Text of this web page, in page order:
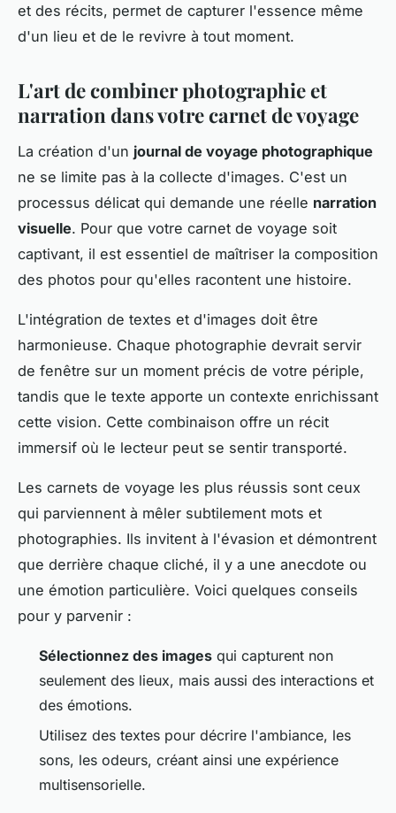
et des récits, permet de capturer l'essence même
d'un lieu et de le revivre à tout moment.
L'art de combiner photographie et
narration dans votre carnet de voyage
La création d'un journal de voyage photographique
ne se limite pas à la collecte d'images. C'est un
processus délicat qui demande une réelle narration
visuelle. Pour que votre carnet de voyage soit
captivant, il est essentiel de maîtriser la composition
des photos pour qu'elles racontent une histoire.
L'intégration de textes et d'images doit être
harmonieuse. Chaque photographie devrait servir
de fenêtre sur un moment précis de votre périple,
tandis que le texte apporte un contexte enrichissant
cette vision. Cette combinaison offre un récit
immersif où le lecteur peut se sentir transporté.
Les carnets de voyage les plus réussis sont ceux
qui parviennent à mêler subtilement mots et
photographies. Ils invitent à l'évasion et démontrent
que derrière chaque cliché, il y a une anecdote ou
une émotion particulière. Voici quelques conseils
pour y parvenir :
Sélectionnez des images qui capturent non
seulement des lieux, mais aussi des interactions et
des émotions.
Utilisez des textes pour décrire l'ambiance, les
sons, les odeurs, créant ainsi une expérience
multisensorielle.